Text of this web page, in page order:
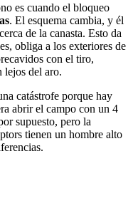
es cuando el bloqueo
. El esquema cambia, y él
de la canasta. Esto da
obliga a los exteriores de
con el tiro,
lejos del aro.
catástrofe porque hay
abrir el campo con un 4
supuesto, pero la
tienen un hombre alto